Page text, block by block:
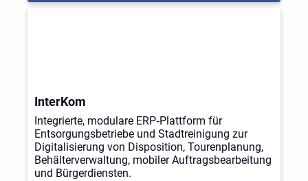
InterKom
Integrierte, modulare ERP‑Plattform für
Entsorgungsbetriebe und Stadtreinigung zur
Digitalisierung von Disposition, Tourenplanung,
Behälterverwaltung, mobiler Auftragsbearbeitung
und Bürgerdiensten.